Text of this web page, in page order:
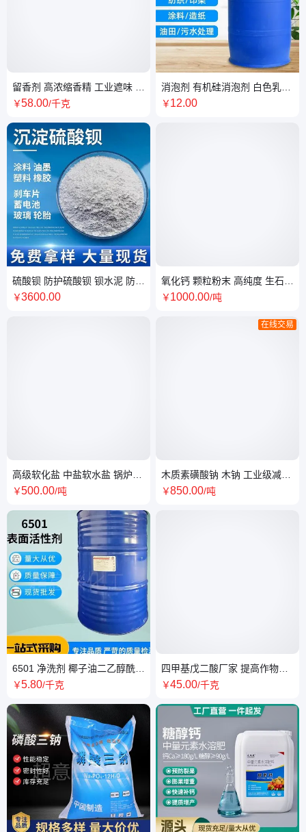
留香剂 高浓缩香精 工业遮味 日
化香精 超意兴化工
￥58.00/千克
硫酸钡 防护硫酸钡 钡水泥 防辐
射砂 防护涂料 铅水泥
￥3600.00
高级软化盐 中盐软水盐 锅炉软
化水质 批发零售
￥500.00/吨
6501 净洗剂 椰子油二乙醇酰胺
表面活性剂 织物洗涤去污洗涤
￥5.80/千克
消泡剂 有机硅消泡剂 白色乳液
工业污水处理 泡沫消除剂
￥12.00
氧化钙 颗粒粉末 高纯度 生石灰
水产养殖 污水处理 干燥剂
￥1000.00/吨
在线交易
木质素磺酸钠 木钠 工业级减水
剂 混凝土添加剂 分散剂 缓蚀阻
￥850.00/吨
四甲基戊二酸厂家 提高作物的
产量品质四甲基戊二酸
￥45.00/千克